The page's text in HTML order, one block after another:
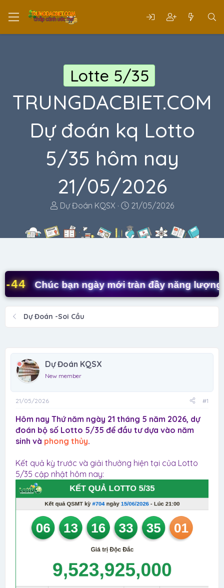
Lotte 5/35
TRUNGDACBIET.COM
Dự đoán kq Lotto
5/35 hôm nay
21/05/2026
T
e
s
t
a
r
t
Dự Đoán KQSX
N
à
y
i
21/05/2026
Chúc bạn ngày mới tràn đầy năng lượng! ✨
Dự Đoán -Soi Cầu
Dự Đoán KQSX
New member
21/05/2026 #1
Hôm nay Thứ năm ngày 21 tháng 5 năm 2026, dự
đoán bộ số Lotto 5/35 để đầu tư dựa vào năm
sinh và phong thủy.
Kết quả kỳ trước và giải thưởng hiện tại của Lotto
5/35 cập nhật hôm nay: